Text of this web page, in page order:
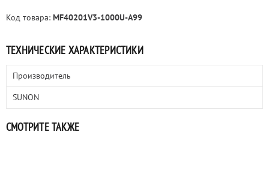
Код товара: MF40201V3-1000U-A99
ТЕХНИЧЕСКИЕ ХАРАКТЕРИСТИКИ
Производитель
SUNON
СМОТРИТЕ ТАКЖЕ